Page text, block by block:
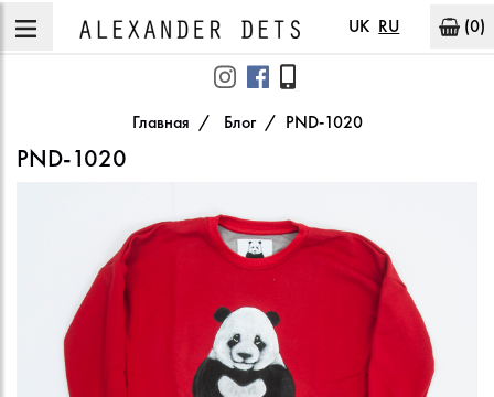
UK RU (0)
Главная Блог PND-1020
PND-1020